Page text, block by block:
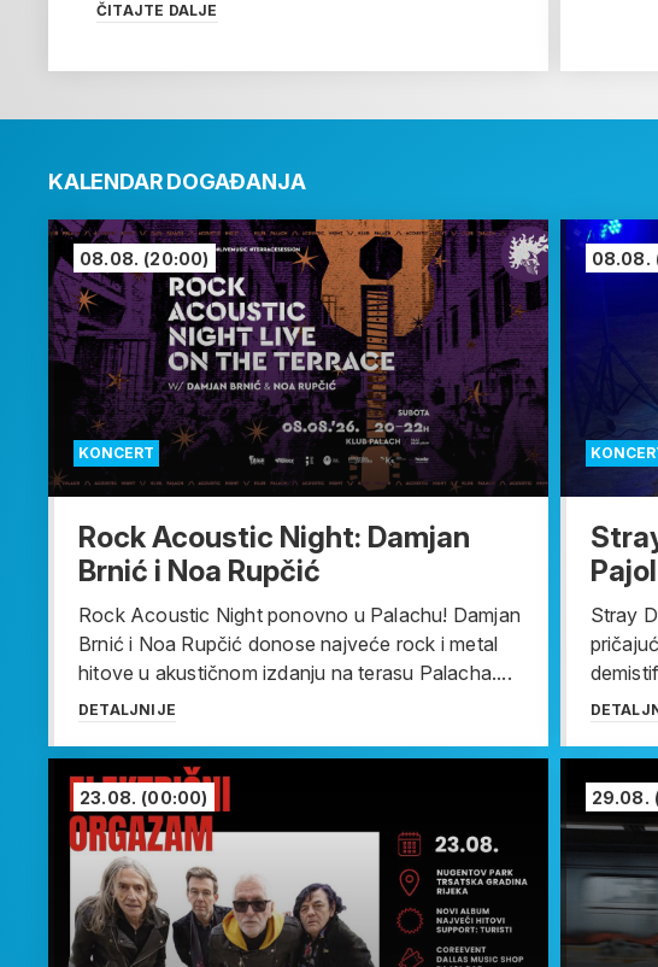
ČITAJTE DALJE
KALENDAR DOGAĐANJA
KONCERT
08.08. (20:00)
Rock Acoustic Night: Damjan
Brnić i Noa Rupčić
Rock Acoustic Night ponovno u Palachu! Damjan
Brnić i Noa Rupčić donose najveće rock i metal
hitove u akustičnom izdanju na terasu Palacha....
DETALJNIJE
08.08.
Stray
23.08. (00:00) 29.08.